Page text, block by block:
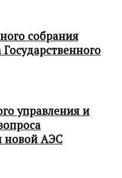
собрания
управления и
новой АЭС